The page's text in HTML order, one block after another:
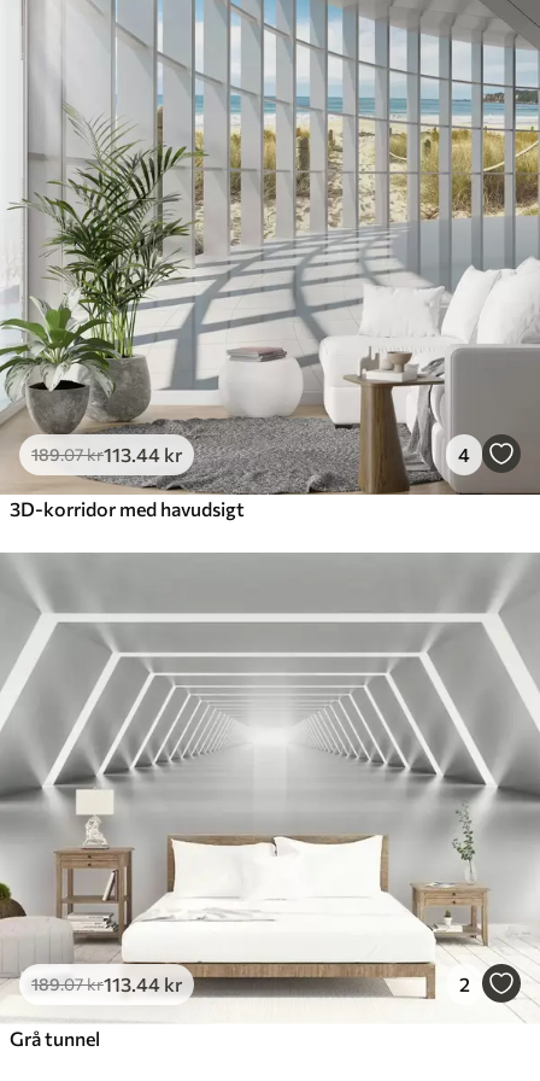
Standard
kr/m²
Premium
448.33269.00kr/m²
Premium vinyl
516.67310.00kr/m²
Peel and Stick
666 .67400 .00 kr /m²
189.07kr113.44 kr 4
3D-korridor med havudsigt
189.07kr113.44 kr 2
Grå tunnel